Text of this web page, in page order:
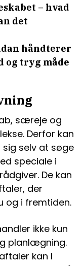
– hvad
det
håndterer
og tryg måde
særeje og
Derfor kan
selv at søge
speciale i
De kan
der
og i fremtiden.
ikke kun
planlægning.
kan I